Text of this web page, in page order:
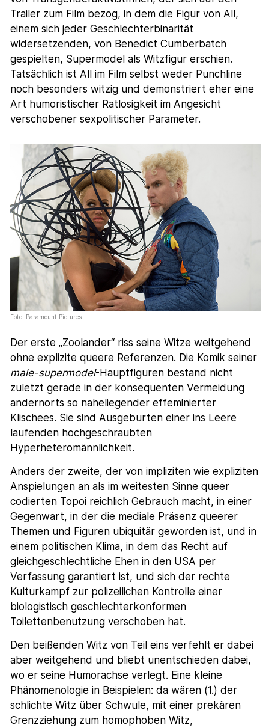
Trailer zum Film bezog, in dem die Figur von All,
einem sich jeder Geschlechterbinarität
widersetzenden, von Benedict Cumberbatch
gespielten, Supermodel als Witzfigur erschien.
Tatsächlich ist All im Film selbst weder Punchline
noch besonders witzig und demonstriert eher eine
Art humoristischer Ratlosigkeit im Angesicht
verschobener sexpolitischer Parameter.
Foto: Paramount Pictures
Der erste „Zoolander“ riss seine Witze weitgehend
ohne explizite queere Referenzen. Die Komik seiner
male-supermodel-Hauptfiguren bestand nicht
zuletzt gerade in der konsequenten Vermeidung
andernorts so naheliegender effeminierter
Klischees. Sie sind Ausgeburten einer ins Leere
laufenden hochgeschraubten
Hyperheteromännlichkeit.
Anders der zweite, der von impliziten wie expliziten
Anspielungen an als im weitesten Sinne queer
codierten Topoi reichlich Gebrauch macht, in einer
Gegenwart, in der die mediale Präsenz queerer
Themen und Figuren ubiquitär geworden ist, und in
einem politischen Klima, in dem das Recht auf
gleichgeschlechtliche Ehen in den USA per
Verfassung garantiert ist, und sich der rechte
Kulturkampf zur polizeilichen Kontrolle einer
biologistisch geschlechterkonformen
Toilettenbenutzung verschoben hat.
Den beißenden Witz von Teil eins verfehlt er dabei
aber weitgehend und bliebt unentschieden dabei,
wo er seine Humorachse verlegt. Eine kleine
Phänomenologie in Beispielen: da wären (1.) der
schlichte Witz über Schwule, mit einer prekären
Grenzziehung zum homophoben Witz,